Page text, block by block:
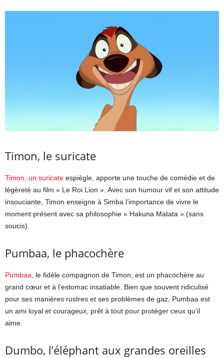
Timon, le suricate
Timon, un suricate espiègle, apporte une touche de comédie et de
légèreté au film « Le Roi Lion ». Avec son humour vif et son attitude
insouciante, Timon enseigne à Simba l’importance de vivre le
moment présent avec sa philosophie « Hakuna Matata » (sans
soucis).
Pumbaa, le phacochère
Pumbaa , le fidèle compagnon de Timon, est un phacochère au
grand cœur et à l’estomac insatiable. Bien que souvent ridiculisé
pour ses manières rustres et ses problèmes de gaz, Pumbaa est
un ami loyal et courageux, prêt à tout pour protéger ceux qu’il
aime.
Dumbo, l’éléphant aux grandes oreilles